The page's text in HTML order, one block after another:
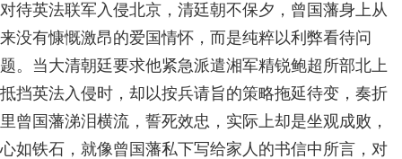
对待英法联军入侵北京，清廷朝不保夕，曾国藩身上从
来没有慷慨激昂的爱国情怀，而是纯粹以利弊看待问
题。当大清朝廷要求他紧急派遣湘军精锐鲍超所部北上
抵挡英法入侵时，却以按兵请旨的策略拖延待变，奏折
里曾国藩涕泪横流，誓死效忠，实际上却是坐观成败，
心如铁石，就像曾国藩私下写给家人的书信中所言，对